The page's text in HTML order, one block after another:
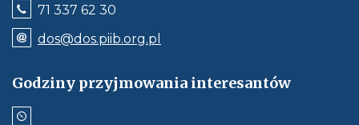
71 337 62 30
wywołuje
połączenie
telefonu:
71
dos@dos.piib.org.pl
e-
dos@dos.piib.org.pl
Jeśli
Godziny przyjmowania interesantów